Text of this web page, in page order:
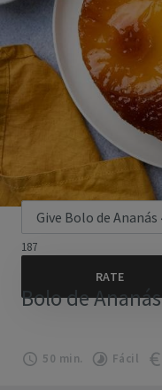
187
Bolo de Ananás
50 min. Fácil